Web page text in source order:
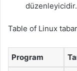
düzenleyicidir.
Table of Linux
Program